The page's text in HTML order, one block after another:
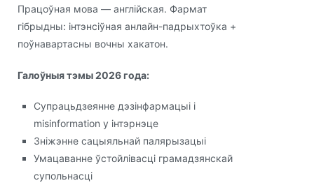
Працоўная мова — англійская. Фармат
гібрыдны: інтэнсіўная анлайн-падрыхтоўка +
поўнавартасны вочны хакатон.
Галоўныя тэмы 2026 года:
Супрацьдзеянне дэзінфармацыі і
misinformation у інтэрнэце
Зніжэнне сацыяльнай палярызацыі
Умацаванне ўстойлівасці грамадзянскай
супольнасці